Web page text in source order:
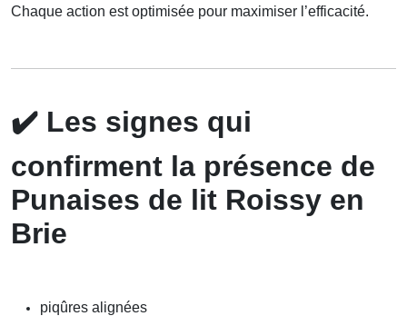
Chaque action est optimisée pour maximiser l’efficacité.
✔️ Les signes qui
confirment la présence de
Punaises de lit Roissy en
Brie
piqûres alignées